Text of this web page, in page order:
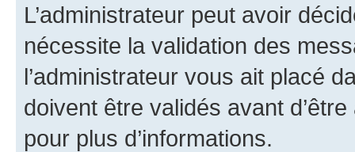
L’administrateur peut avoir
nécessite la validation des
l’administrateur vous ait placé
doivent être validés avant
pour plus d’informations.